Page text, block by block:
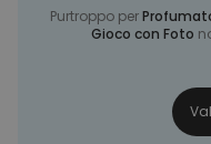
Purtroppo per
Gioco con Foto